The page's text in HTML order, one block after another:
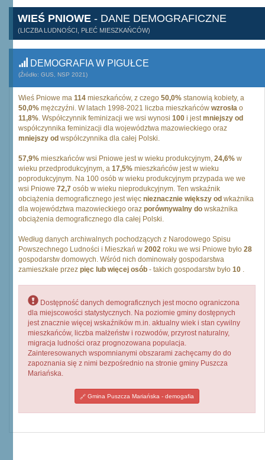
WIEŚ PNIOWE - DANE DEMOGRAFICZNE
(LICZBA LUDNOŚCI, PŁEĆ MIESZKAŃCÓW)
DEMOGRAFIA W PIGUŁCE
(Źródło: GUS, NSP 2021)
Wieś Pniowe ma 114 mieszkańców, z czego 50,0% stanowią kobiety, a
50,0% mężczyźni. W latach 1998-2021 liczba mieszkańców wzrosła o
11,8%. Współczynnik feminizacji we wsi wynosi 100 i jestmniejszy od
współczynnika feminizacji dla województwa mazowieckiego oraz
mniejszy od współczynnika dla całej Polski.
57,9% mieszkańców wsi Pniowe jest w wieku produkcyjnym, 24,6% w
wieku przedprodukcyjnym, a 17,5% mieszkańców jest w wieku
poprodukcyjnym. Na 100 osób w wieku produkcyjnym przypada we we
wsi Pniowe 72,7 osób w wieku nieprodukcyjnym. Ten wskaźnik
obciążenia demograficznego jest więc nieznacznie większy od wkażnika
dla województwa mazowieckiego oraz porównywalny do wskażnika
obciążenia demograficznego dla całej Polski.
Według danych archiwalnych pochodzących z Narodowego Spisu
Powszechnego Ludności i Mieszkań w 2002 roku we wsi Pniowe było 28
gospodarstw domowych. Wśród nich dominowały gospodarstwa
zamieszkałe przez pięc lub więcej osób - takich gospodarstw było 10 .
Dostępność danych demograficznych jest mocno ograniczona
dla miejscowości statystycznych. Na poziomie gminy dostępnych
jest znacznie więcej wskaźników m.in. aktualny wiek i stan cywilny
mieszkańców, liczba małżeństw i rozwodów, przyrost naturalny,
migracja ludności oraz prognozowana populacja.
Zainteresowanych wspomnianymi obszarami zachęcamy do do
zapoznania się z nimi bezpośrednio na stronie gminy Puszcza
Mariańska.
Gmina Puszcza Mariańska - demogafia